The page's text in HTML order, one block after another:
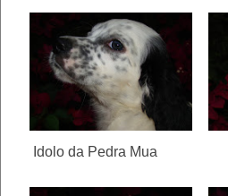
Idolo da Pedra Mua